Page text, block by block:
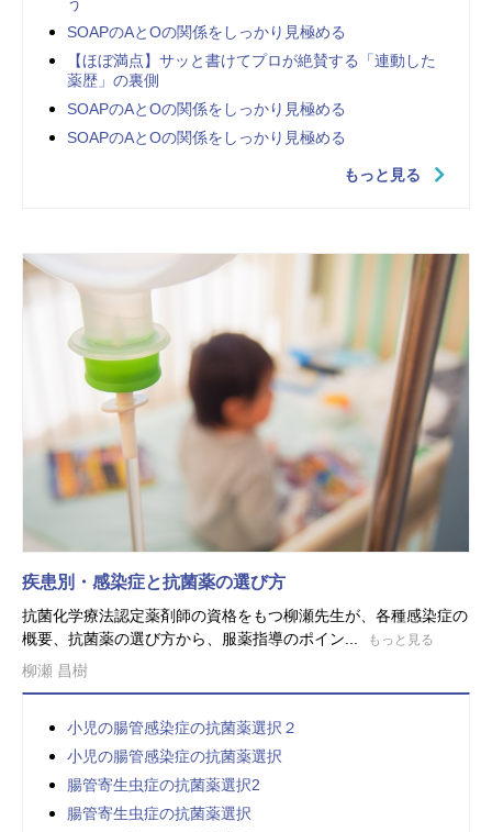
SOAPのAとOの関係をしっかり見極める
【ほぼ満点】サッと書けてプロが絶賛する「連動した
薬歴」の裏側
SOAPのAとOの関係をしっかり見極める
SOAPのAとOの関係をしっかり見極める
もっと見る
疾患別・感染症と抗菌薬の選び方
抗菌化学療法認定薬剤師の資格をもつ柳瀬先生が、各種感染症の
概要、抗菌薬の選び方から、服薬指導のポイン...
もっと見る
柳瀬 昌樹
小児の腸管感染症の抗菌薬選択２
小児の腸管感染症の抗菌薬選択
腸管寄生虫症の抗菌薬選択2
腸管寄生虫症の抗菌薬選択